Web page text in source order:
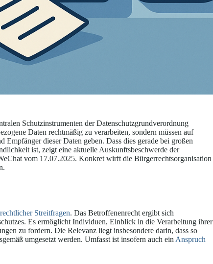
Schutzinstrumenten der Datenschutzgrundverordnung
Daten rechtmäßig zu verarbeiten, sondern müssen auf
dieser Daten geben. Dass dies gerade bei großen
ist, zeigt eine aktuelle Auskunftsbeschwerde der
vom 17.07.2025. Konkret wirft die Bürgerrechtsorganisation
Streitfragen. Das Betroffenenrecht ergibt sich
Es ermöglicht Individuen, Einblick in die Verarbeitung ihrer
zu fordern. Die Relevanz liegt insbesondere darin, dass so
umgesetzt werden. Umfasst ist insofern auch ein Anspruch